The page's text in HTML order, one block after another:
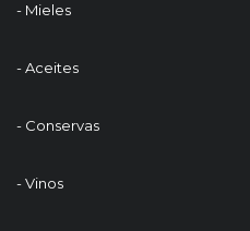
- Mieles
- Aceites
- Conservas
- Vinos